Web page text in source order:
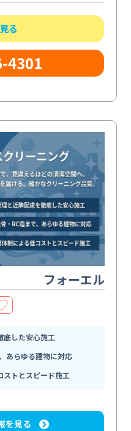
る
4301
フォーエル
底した安心施工
あらゆる建物に対応
ストとスピード施工
を見る